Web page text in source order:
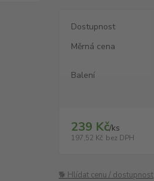
Dostupnost
Měrná cena
Balení
239 Kč/ks
197,52 Kč bez DPH
🐕 Hlídat cenu / dostupnost